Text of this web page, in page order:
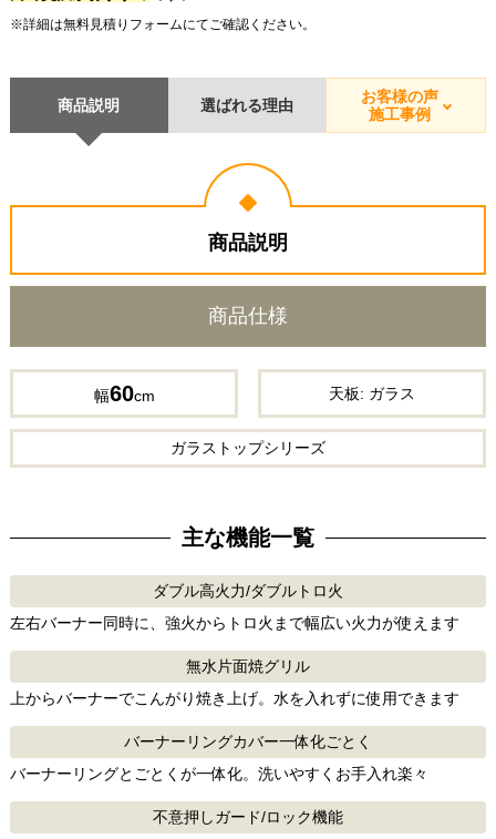
※詳細は無料見積りフォームにてご確認ください。
商品説明 選ばれる理由
お客様の声
施工事例
商品説明
商品仕様
幅60cm 天板: ガラス
ガラストップシリーズ
主な機能一覧
ダブル高火力/ダブルトロ火
左右バーナー同時に、強火からトロ火まで幅広い火力が使えます
無水片面焼グリル
上からバーナーでこんがり焼き上げ。水を入れずに使用できます
バーナーリングカバー一体化ごとく
バーナーリングとごとくが一体化。洗いやすくお手入れ楽々
不意押しガード/ロック機能